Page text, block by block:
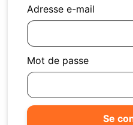
Adresse e-mail
Mot de passe
Se